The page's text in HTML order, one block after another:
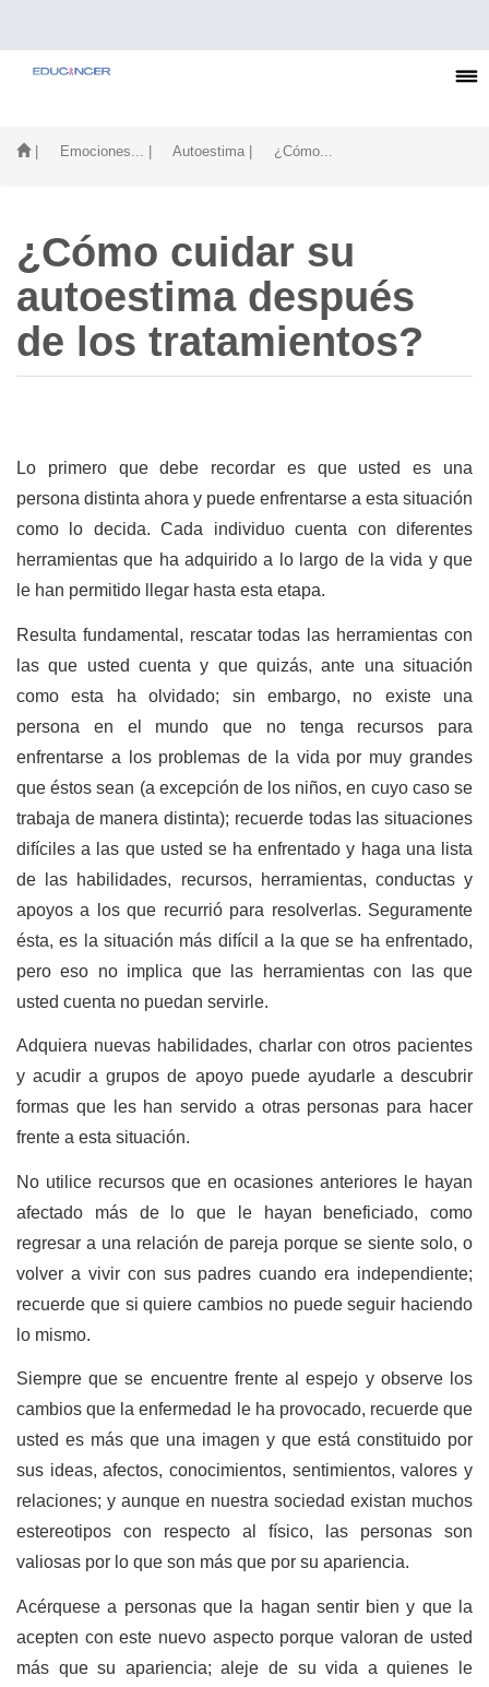
| Emociones... | Autoestima | ¿Cómo...
¿Cómo cuidar su
autoestima después
de los tratamientos?
Lo primero que debe recordar es que usted es una
persona distinta ahora y puede enfrentarse a esta situación
como lo decida. Cada individuo cuenta con diferentes
herramientas que ha adquirido a lo largo de la vida y que
le han permitido llegar hasta esta etapa.
Resulta fundamental, rescatar todas las herramientas con
las que usted cuenta y que quizás, ante una situación
como esta ha olvidado; sin embargo, no existe una
persona en el mundo que no tenga recursos para
enfrentarse a los problemas de la vida por muy grandes
que éstos sean (a excepción de los niños, en cuyo caso se
trabaja de manera distinta); recuerde todas las situaciones
difíciles a las que usted se ha enfrentado y haga una lista
de las habilidades, recursos, herramientas, conductas y
apoyos a los que recurrió para resolverlas. Seguramente
ésta, es la situación más difícil a la que se ha enfrentado,
pero eso no implica que las herramientas con las que
usted cuenta no puedan servirle.
Adquiera nuevas habilidades, charlar con otros pacientes
y acudir a grupos de apoyo puede ayudarle a descubrir
formas que les han servido a otras personas para hacer
frente a esta situación.
No utilice recursos que en ocasiones anteriores le hayan
afectado más de lo que le hayan beneficiado, como
regresar a una relación de pareja porque se siente solo, o
volver a vivir con sus padres cuando era independiente;
recuerde que si quiere cambios no puede seguir haciendo
lo mismo.
Siempre que se encuentre frente al espejo y observe los
cambios que la enfermedad le ha provocado, recuerde que
usted es más que una imagen y que está constituido por
sus ideas, afectos, conocimientos, sentimientos, valores y
relaciones; y aunque en nuestra sociedad existan muchos
estereotipos con respecto al físico, las personas son
valiosas por lo que son más que por su apariencia.
Acérquese a personas que la hagan sentir bien y que la
acepten con este nuevo aspecto porque valoran de usted
más que su apariencia; aleje de su vida a quienes le